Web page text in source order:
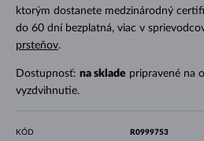
ktorým dostanete medzinárodný
do 60 dní bezplatná, viac v
prsteňov.
Dostupnosť: na sklade pripravené na
vyzdvihnutie.
KÓD R0999753